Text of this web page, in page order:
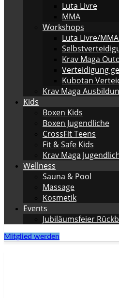
Luta Livre
MMA
Workshops
Luta Livre/
Krav Maga
Verteidigung
Kubotan
Krav Maga
Kids
Boxen Kids
Boxen Jugendliche
CrossFit Teens
Fit & Safe Kids
Krav Maga
Wellness
Sauna & Pool
Massage
Kosmetik
Events
Jubiläumsfeier
Mitglied werden